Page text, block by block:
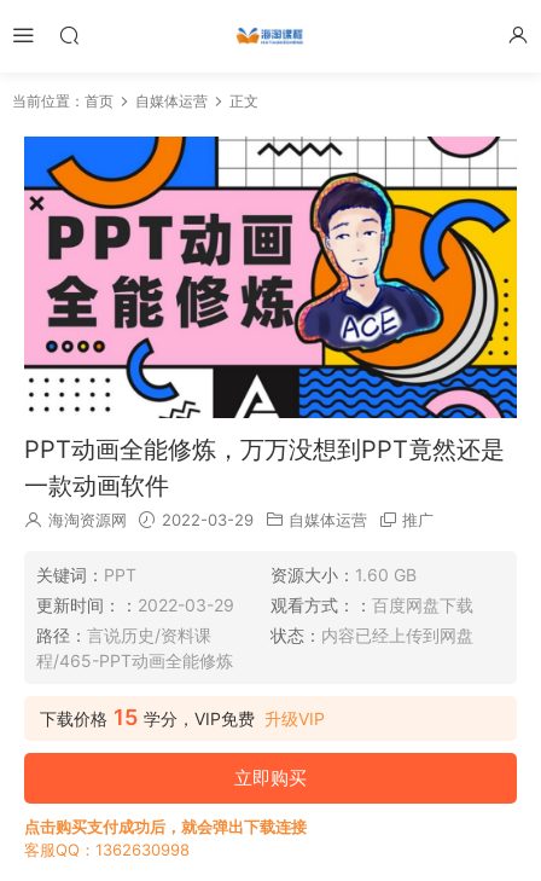
当前位置： 首页 自媒体运营 正文
PPT动画全能修炼，万万没想到PPT竟然还是
一款动画软件
海淘资源网 2022-03-29 自媒体运营 推广
关键词： PPT 资源大小： 1.60 GB
更新时间：： 2022-03-29 观看方式：： 百度网盘下载
路径： 言说历史/资料课
程/465-PPT动画全能修炼
状态： 内容已经上传到网盘
下载价格 15 学分，VIP免费 升级VIP
立即购买
点击购买支付成功后，就会弹出下载连接
客服QQ：1362630998